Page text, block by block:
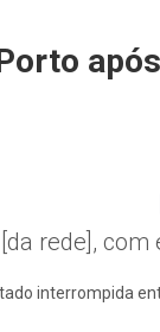
rede],
interrompida